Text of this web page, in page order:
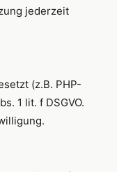
jederzeit
(z.B. PHP-
1 lit. f DSGVO.